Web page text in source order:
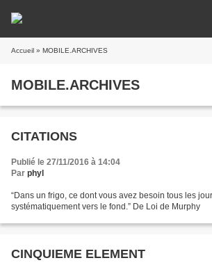
Accueil » MOBILE.ARCHIVES
MOBILE.ARCHIVES
CITATIONS
Publié le 27/11/2016 à 14:04
Par phyl
“Dans un frigo, ce dont vous avez besoin tous les
systématiquement vers le fond.” De Loi de Murphy
CINQUIEME ELEMENT